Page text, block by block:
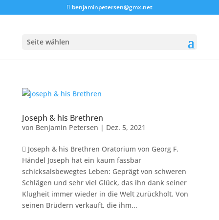
benjaminpetersen@gmx.net
Seite wählen
Joseph & his Brethren
von Benjamin Petersen | Dez. 5, 2021
 Joseph & his Brethren Oratorium von Georg F.
Händel Joseph hat ein kaum fassbar
schicksalsbewegtes Leben: Geprägt von schweren
Schlägen und sehr viel Glück, das ihn dank seiner
Klugheit immer wieder in die Welt zurückholt. Von
seinen Brüdern verkauft, die ihm...